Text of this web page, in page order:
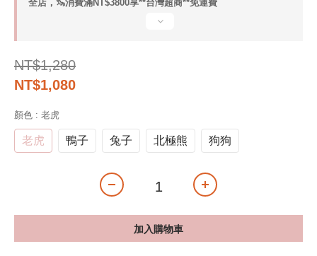
全店，🦦消費滿NT$3800享**台灣超商**免運費
NT$1,280
NT$1,080
顏色 : 老虎
老虎 鴨子 兔子 北極熊 狗狗
加入購物車